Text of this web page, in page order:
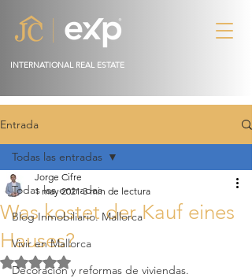
INTERNATIONAL REAL ESTATE
Entrada
Todas las entradas
Blog Inmobiliario. Mallorca
Vivir en Mallorca
Decoración y reformas de viviendas.
Todas las entradas
Was kostet der Kauf eines
Hauses?
Jorge Cifre
1 may 2021 3 min de lectura
Obtuvo NaN de 5 estrellas.